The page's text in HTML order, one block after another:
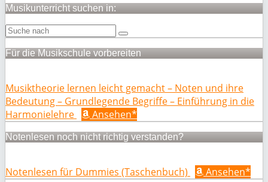
Musikunterricht suchen in:
Für die Musikschule vorbereiten
Musiktheorie lernen leicht gemacht – Noten und ihre
Bedeutung – Grundlegende Begriffe – Einführung in die
Harmonielehre
Ansehen*
Notenlesen noch nicht richtig verstanden?
Notenlesen für Dummies (Taschenbuch) Ansehen*